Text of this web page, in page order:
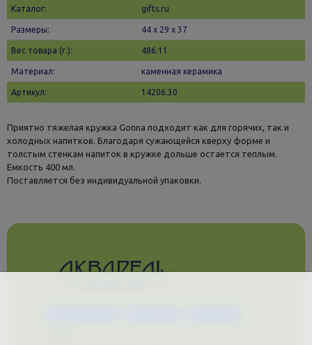
Каталог: gifts.ru
Размеры: 44 х 29 x 37
Вес товара (г.): 486.11
Материал: каменная керамика
Артикул: 14206.30
Приятно тяжелая кружка Gonna подходит как для горячих, так и
холодных напитков. Благодаря сужающейся кверху форме и
толстым стенкам напиток в кружке дольше остается теплым.
Емкость 400 мл.
Поставляется без индивидуальной упаковки.